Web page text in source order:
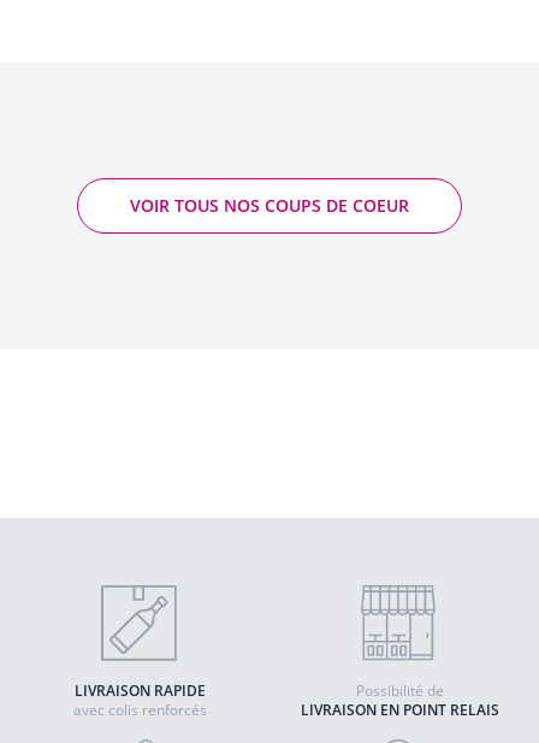
VOIR TOUS NOS COUPS DE COEUR
LIVRAISON RAPIDE
avec colis renforcés
LIVRAISON EN POINT RELAIS
Possibilité de